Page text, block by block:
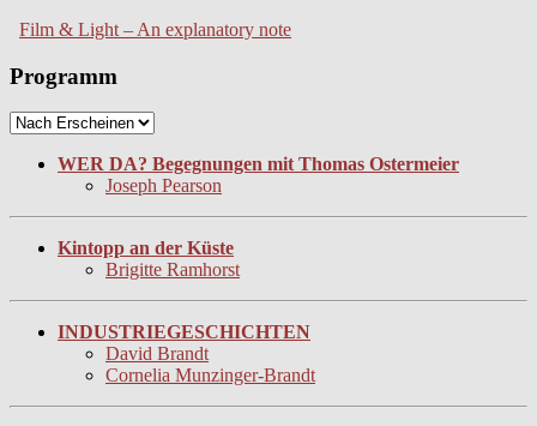
Film & Light – An explanatory note
Programm
WER DA? Begegnungen mit Thomas Ostermeier
Joseph Pearson
Kintopp an der Küste
Brigitte Ramhorst
INDUSTRIEGESCHICHTEN
David Brandt
Cornelia Munzinger-Brandt